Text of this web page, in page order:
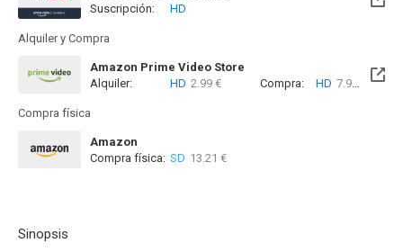
Suscripción:
HD
Alquiler y Compra
Amazon Prime Video Store
Alquiler:
HD 2.99 € Compra: HD 7.99 €
Compra física
Amazon
Compra física: SD 13.21 €
Sinopsis